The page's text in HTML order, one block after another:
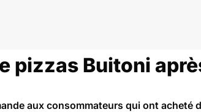
pizzas Buitoni
aux consommateurs qui ont acheté